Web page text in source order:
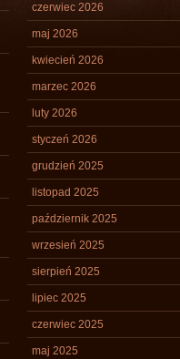
czerwiec 2026
maj 2026
kwiecień 2026
marzec 2026
luty 2026
styczeń 2026
grudzień 2025
listopad 2025
październik 2025
wrzesień 2025
sierpień 2025
lipiec 2025
czerwiec 2025
maj 2025